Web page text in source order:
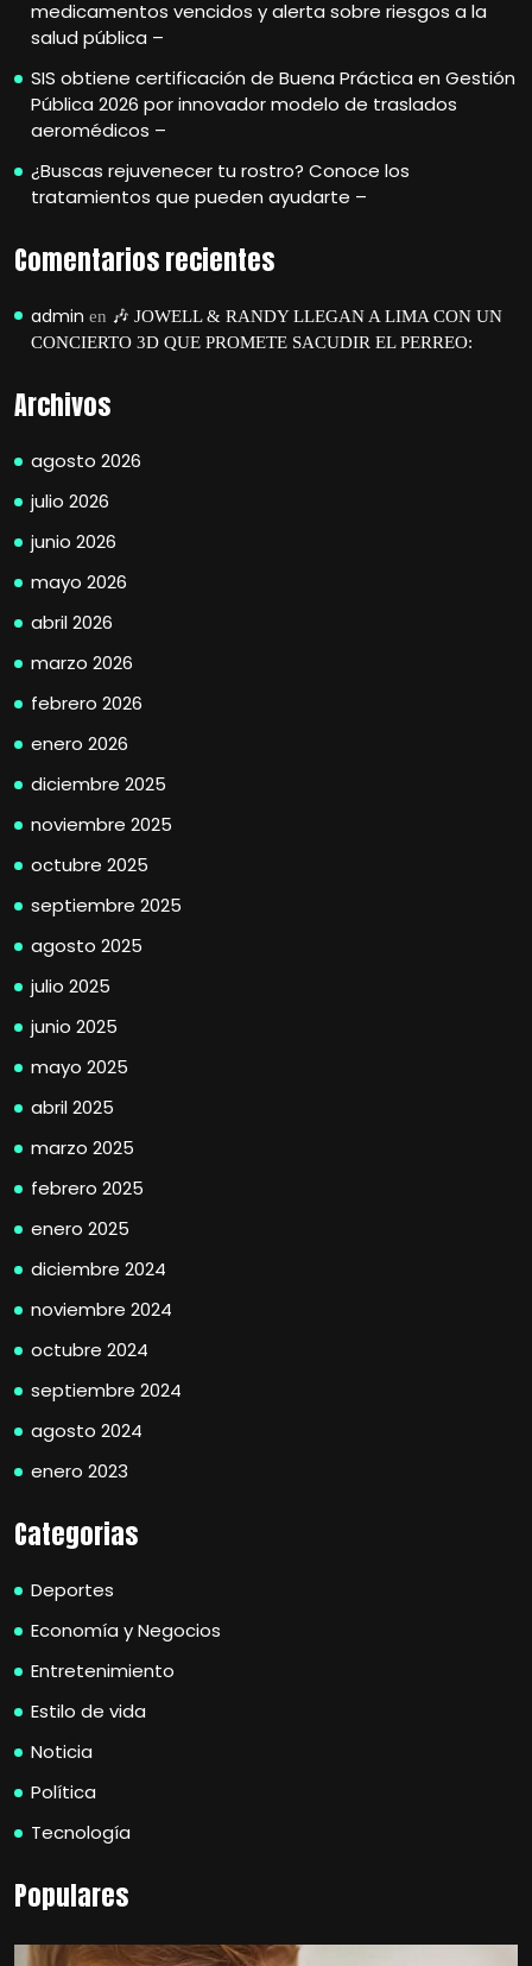
medicamentos vencidos y alerta sobre riesgos a la
salud pública –
SIS obtiene certificación de Buena Práctica en Gestión
Pública 2026 por innovador modelo de traslados
aeromédicos –
¿Buscas rejuvenecer tu rostro? Conoce los
tratamientos que pueden ayudarte –
Comentarios recientes
admin en 🎶 JOWELL & RANDY LLEGAN A LIMA CON UN
CONCIERTO 3D QUE PROMETE SACUDIR EL PERREO:
Archivos
agosto 2026
julio 2026
junio 2026
mayo 2026
abril 2026
marzo 2026
febrero 2026
enero 2026
diciembre 2025
noviembre 2025
octubre 2025
septiembre 2025
agosto 2025
julio 2025
junio 2025
mayo 2025
abril 2025
marzo 2025
febrero 2025
enero 2025
diciembre 2024
noviembre 2024
octubre 2024
septiembre 2024
agosto 2024
enero 2023
Categorias
Deportes
Economía y Negocios
Entretenimiento
Estilo de vida
Noticia
Política
Tecnología
Populares